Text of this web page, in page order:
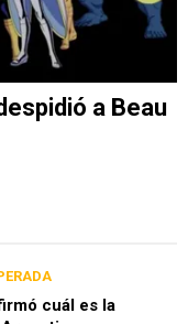
a Beau
cuál es la